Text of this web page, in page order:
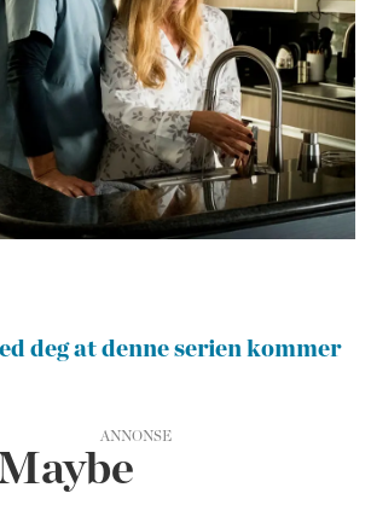
deg at denne serien kommer